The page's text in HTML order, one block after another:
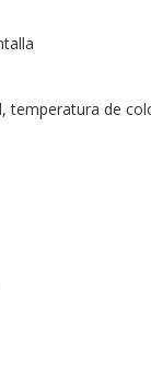
temperatura de